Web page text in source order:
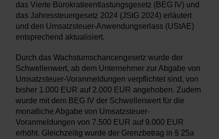
das Vierte Bürokratieentlastungsgesetz (BEG IV) und
das Jahressteuergesetz 2024 (JStG 2024) erläutert
und den Umsatzsteuer-Anwendungserlass (UStAE)
entsprechend aktualisiert.
Durch das Wachstumschancengesetz wurde der
Schwellenwert, ab dem Unternehmer zur Abgabe von
Umsatzsteuer-Voranmeldungen verpflichtet sind, von
bisher 1.000 EUR auf 2.000 EUR angehoben. Zudem
wurde mit dem BEG IV der Schwellenwert für die
monatliche Abgabe von Umsatzsteuer-
Voranmeldungen von 7.500 EUR auf 9.000 EUR
erhöht. Gleichzeitig wurde der Grenzbetrag in § 25a